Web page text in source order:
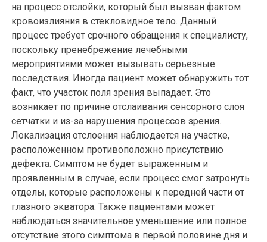
на процесс отслойки, который был вызван фактом
кровоизлияния в стекловидное тело. Данный
процесс требует срочного обращения к специалисту,
поскольку пренебрежение лечебными
мероприятиями может вызывать серьезные
последствия. Иногда пациент может обнаружить тот
факт, что участок поля зрения выпадает. Это
возникает по причине отслаивания сенсорного слоя
сетчатки и из-за нарушения процессов зрения.
Локализация отслоения наблюдается на участке,
расположенном противоположно присутствию
дефекта. Симптом не будет выраженным и
проявленным в случае, если процесс смог затронуть
отделы, которые расположены к передней части от
глазного экватора. Также пациентами может
наблюдаться значительное уменьшение или полное
отсутствие этого симптома в первой половине дня и